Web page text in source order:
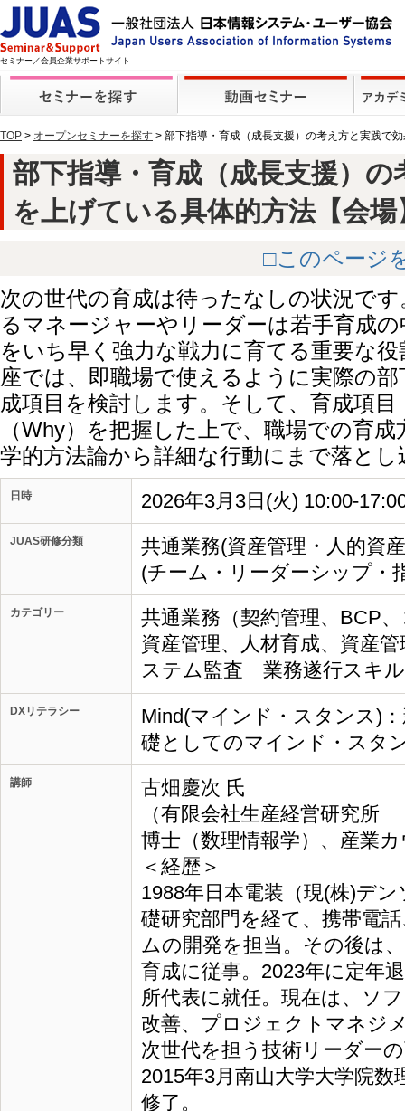
セミナー／会員企業サポートサイト
TOP > オープンセミナーを探す > 部下指導・育成（成長支援）の考え方と実践で
部下指導・育成（成長支援）
を上げている具体的方法【会
□このページ
次の世代の育成は待ったなしの状況で
るマネージャーやリーダーは若手育成
をいち早く強力な戦力に育てる重要な
座では、即職場で使えるように実際の
成項目を検討します。そして、育成項
（Why）を把握した上で、職場での育
学的方法論から詳細な行動にまで落と
日時 2026年3月3日(火) 10:00-
JUAS研修分類
共通業務(資産管理・人的資
(チーム・リーダーシップ・
カテゴリー
共通業務（契約管理、BCP
資産管理、人材育成、資産
ステム監査 業務遂行スキル
DXリテラシー
Mind(マインド・スタンス)
礎としてのマインド・スタ
講師
古畑慶次 氏
（有限会社生産経営研究所
博士（数理情報学）、産業
＜経歴＞
1988年日本電装（現(株)デ
礎研究部門を経て、携帯電
ムの開発を担当。その後は
育成に従事。2023年に定年
所代表に就任。現在は、ソ
改善、プロジェクトマネジ
次世代を担う技術リーダー
2015年3月南山大学大学院数
修了。